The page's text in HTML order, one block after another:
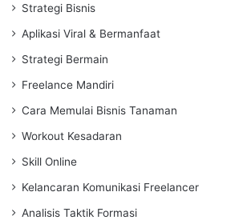
Strategi Bisnis
Aplikasi Viral & Bermanfaat
Strategi Bermain
Freelance Mandiri
Cara Memulai Bisnis Tanaman
Workout Kesadaran
Skill Online
Kelancaran Komunikasi Freelancer
Analisis Taktik Formasi